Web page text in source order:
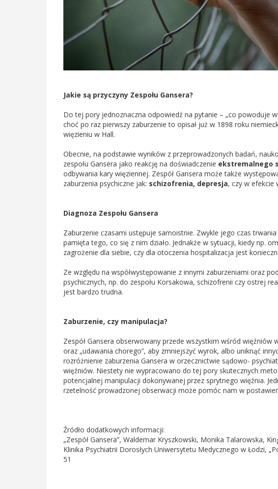
Jakie są przyczyny Zespołu Gansera?
Do tej pory jednoznaczna odpowiedź na pytanie – „co powoduje
choć po raz pierwszy zaburzenie to opisał już w 1898 roku
więzieniu w Hall.
Obecnie, na podstawie wyników z przeprowadzonych badań,
zespołu Gansera jako reakcję na doświadczenie ekstremalnego
odbywania kary więziennej. Zespół Gansera może także
zaburzenia psychiczne jak: schizofrenia, depresja, czy w efekcie
Diagnoza Zespołu Gansera
Zaburzenie czasami ustępuje samoistnie. Zwykle jego czas
pamięta tego, co się z nim działo. Jednakże w sytuacji, kiedy np.
zagrożenie dla siebie, czy dla otoczenia hospitalizacja jest
Ze względu na współwystępowanie z innymi zaburzeniami oraz
psychicznych, np. do zespołu Korsakowa, schizofrenii czy ostrej
jest bardzo trudna.
Zaburzenie, czy manipulacja?
Zespół Gansera obserwowany przede wszystkim wśród więźniów
oraz „udawania chorego”, aby zmniejszyć wyrok, albo uniknąć
rozróżnienie zaburzenia Gansera w orzecznictwie sądowo-
więźniów. Niestety nie wypracowano do tej pory skutecznych
potencjalnej manipulacji dokonywanej przez sprytnego więźnia.
rzetelność prowadzonej obserwacji może pomóc nam w
Źródło dodatkowych informacji:
„Zespół Gansera”, Waldemar Kryszkowski, Monika Talarowska,
Klinika Psychiatrii Dorosłych Uniwersytetu Medycznego w Łodzi,
51